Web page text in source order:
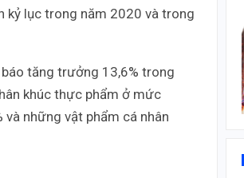
kỷ lục trong năm 2020 và trong
tăng trưởng 13,6% trong
khúc thực phẩm ở mức
và những vật phẩm cá nhân